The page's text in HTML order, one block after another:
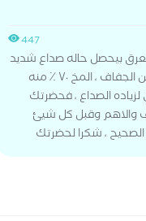
447
بيحصل حاله صداع شديد
ممكن ان لما بنعمل مجهود والعرق بندخل في حاله من الجفاف ، المخ ٧٠ ٪ منه
الصداع ، فحضرتك
والاهم وقبل كل شيئ
، شكرا لحضرتك